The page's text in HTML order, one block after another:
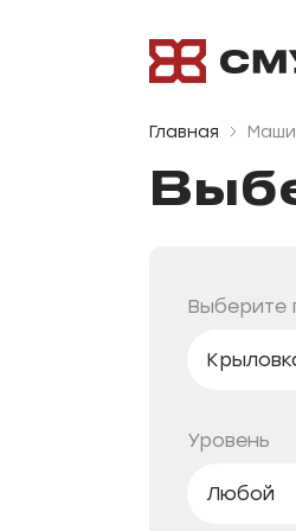
Главная
Выберите
Яратам
Яналиф
Уровень
Любой